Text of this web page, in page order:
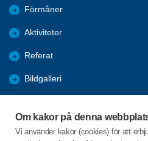
Om kakor på denna
Vi använder kakor (cookies) för att
Förmåner
Aktiviteter
Referat
Bildgalleri